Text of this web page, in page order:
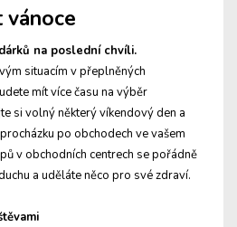
vánoce
na poslední chvíli.
situacím v přeplněných
mít více času na výběr
si volný některý víkendový den a
po obchodech ve vašem
v obchodních centrech se pořádně
a uděláte něco pro své zdraví.